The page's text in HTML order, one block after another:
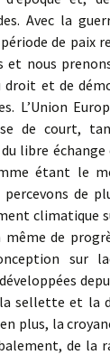
Avec la
de paix
et nous
droit et de
L’Union
de court,
libre
étant le
percevons de
climatique
même de
sur
sellette et la
plus, la
de la